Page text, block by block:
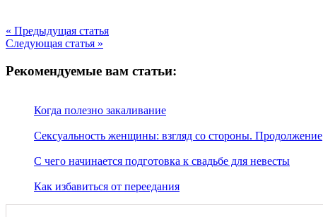
« Предыдущая статья
Следующая статья »
Рекомендуемые вам статьи:
Когда полезно закаливание
Сексуальность женщины: взгляд со стороны. Продолжение
С чего начинается подготовка к свадьбе для невесты
Как избавиться от переедания